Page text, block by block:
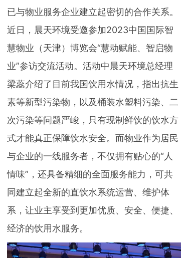
已与物业服务企业建立起密切的合作关系。
近日，晨天环境受邀参加2023中国国际智
慧物业（天津）博览会“慧动赋能、智启物
业”参访交流活动。活动中晨天环境总经理
梁蕊介绍了目前我国饮用水情况，指出抗生
素等新型污染物，以及桶装水塑料污染、二
次污染等问题严峻，只有现制鲜饮的饮水方
式才能真正保障饮水安全。而物业作为居民
与企业的一线服务者，不仅拥有贴心的“人
情味”，还具备精细的全面服务能力，可共
同建立起全新的直饮水系统运营、维护体
系，让业主享受到更加优质、安全、便捷、
经济的饮用水服务。